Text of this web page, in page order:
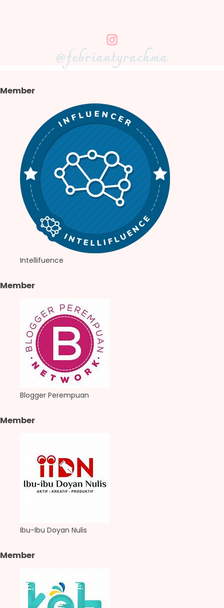
@febriantyrachma
Member
Intellifuence
Member
Blogger Perempuan
Member
Ibu-Ibu Doyan Nulis
Member